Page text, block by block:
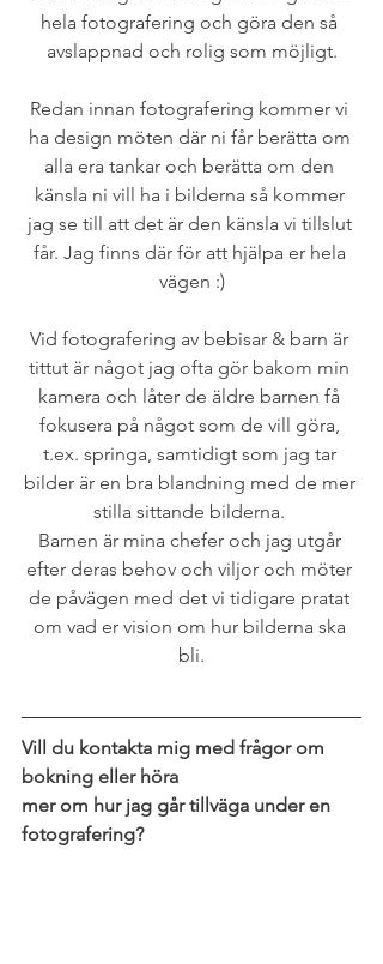
hela fotografering och göra den så
avslappnad och rolig som möjligt.
Redan innan fotografering kommer vi
ha design möten där ni får berätta om
alla era tankar och berätta om den
känsla ni vill ha i bilderna så kommer
jag se till att det är den känsla vi tillslut
får. Jag finns där för att hjälpa er hela
vägen :)
Vid fotografering av bebisar & barn är
tittut är något jag ofta gör bakom min
kamera och låter de äldre barnen få
fokusera på något som de vill göra,
t.ex. springa, samtidigt som jag tar
bilder är en bra blandning med de mer
stilla sittande bilderna.
Barnen är mina chefer och jag utgår
efter deras behov och viljor och möter
de påvägen med det vi tidigare pratat
om vad er vision om hur bilderna ska
bli.
Vill du kontakta mig med frågor om
bokning eller höra
mer om hur jag går tillväga under en
fotografering?